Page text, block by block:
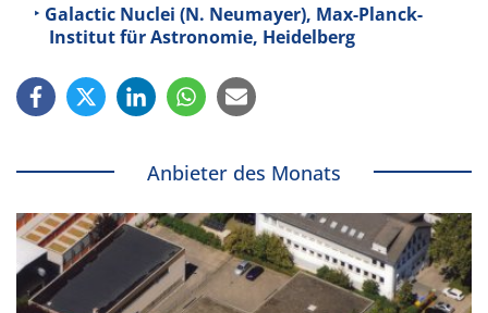
Galactic Nuclei (N. Neumayer), Max-Planck-
Institut für Astronomie, Heidelberg
Anbieter des Monats